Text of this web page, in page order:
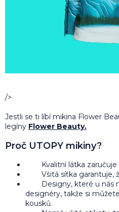
/>
Jestli se ti líbí mikina Flower
legíny Flower Beauty.
Proč UTOPY mikiny?
Kvalitní látka zaručuje
Všitá síťka garantuje,
Designy, které u nás
designéry, takže si
kousků.